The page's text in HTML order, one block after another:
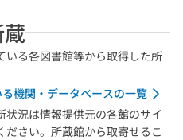
いる各図書館等から取得した所
機関・データベースの一覧
況は情報提供元の各館のサイ
ださい。所蔵館から取寄せるこ